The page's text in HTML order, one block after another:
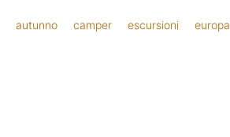
autunno camper escursioni europa